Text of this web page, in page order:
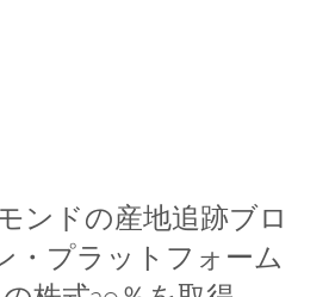
ンドの産地追跡ブロ
・プラットフォーム